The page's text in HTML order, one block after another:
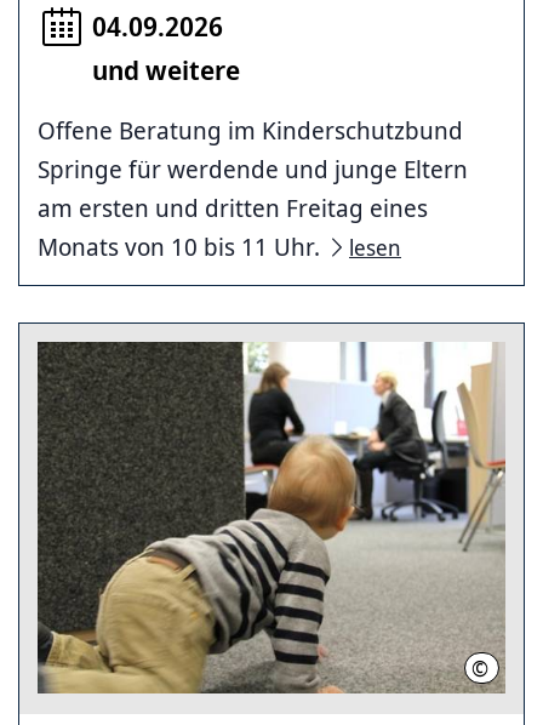
04.09.2026
und weitere
Offene Beratung im Kinderschutzbund
Springe für werdende und junge Eltern
am ersten und dritten Freitag eines
Monats von 10 bis 11 Uhr.
lesen
©